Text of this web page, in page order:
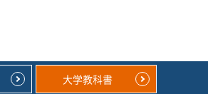
大学教科書